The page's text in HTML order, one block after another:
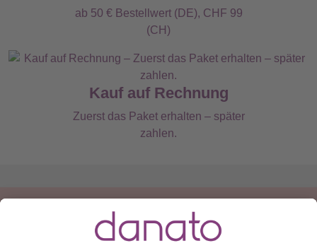
ab 50 € Bestellwert (DE), CHF 99
(CH)
Kauf auf Rechnung
Zuerst das Paket erhalten – später
zahlen.
Du hast eine Frage?
+49 (0) 511 51 56 0300